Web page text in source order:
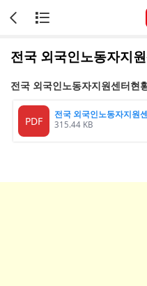
전국 외국인노동자지
전국 외국인노동자지원센터현
PDF
315.44 KB